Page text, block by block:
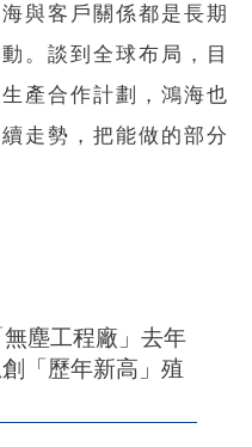
與客戶關係都是長期
。談到全球布局，目
產合作計劃，鴻海也
走勢，把能做的部分
塵工程廠」去年
「歷年新高」殖